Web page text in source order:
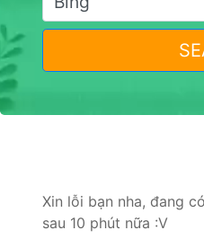
Xin lỗi bạn nha, đang
sau 10 phút nữa :V